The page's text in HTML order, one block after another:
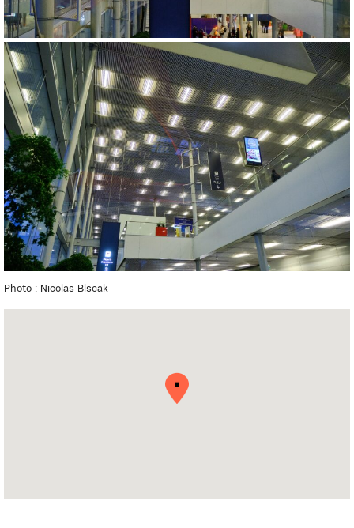
Photo : Nicolas Blscak